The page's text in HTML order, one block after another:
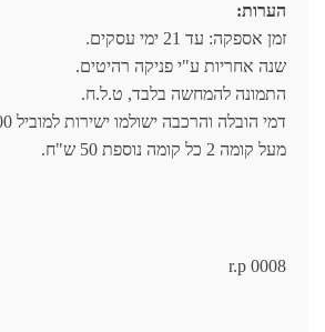
הערות:
זמן אספקה: עד 21 ימי עסקים.
שנה אחריות ע"י פניקה רהיטים.
התמונה להמחשה בלבד, ט.ל.ח.
דמי הובלה והרכבה ישולמו ישירות למוביל 600 ש"ח.
מעל קומה 2 כל קומה נוספת 50 ש"ח.
r.p 0008